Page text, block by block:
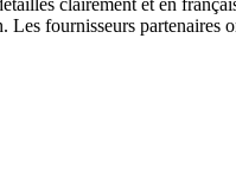
Les fournisseurs